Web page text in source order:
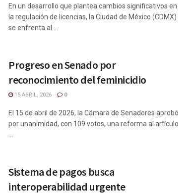
En un desarrollo que plantea cambios significativos en
la regulación de licencias, la Ciudad de México (CDMX)
se enfrenta al ...
Progreso en Senado por
reconocimiento del feminicidio
15 ABRIL, 2026 0
El 15 de abril de 2026, la Cámara de Senadores aprobó
por unanimidad, con 109 votos, una reforma al artículo
Sistema de pagos busca
interoperabilidad urgente